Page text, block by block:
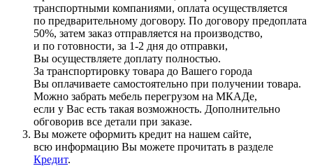
транспортными компаниями, оплата осуществляется
по предварительному договору. По договору предоплата
50%, затем заказ отправляется на производство,
и по готовности, за 1-2 дня до отправки,
Вы осуществляете доплату полностью.
За транспортировку товара до Вашего города
Вы оплачиваете самостоятельно при получении товара.
Можно забрать мебель перегрузом на МКАДе,
если у Вас есть такая возможность. Дополнительно
обговорив все детали при заказе.
Вы можете оформить кредит на нашем сайте,
всю информацию Вы можете прочитать в разделе
Кредит.